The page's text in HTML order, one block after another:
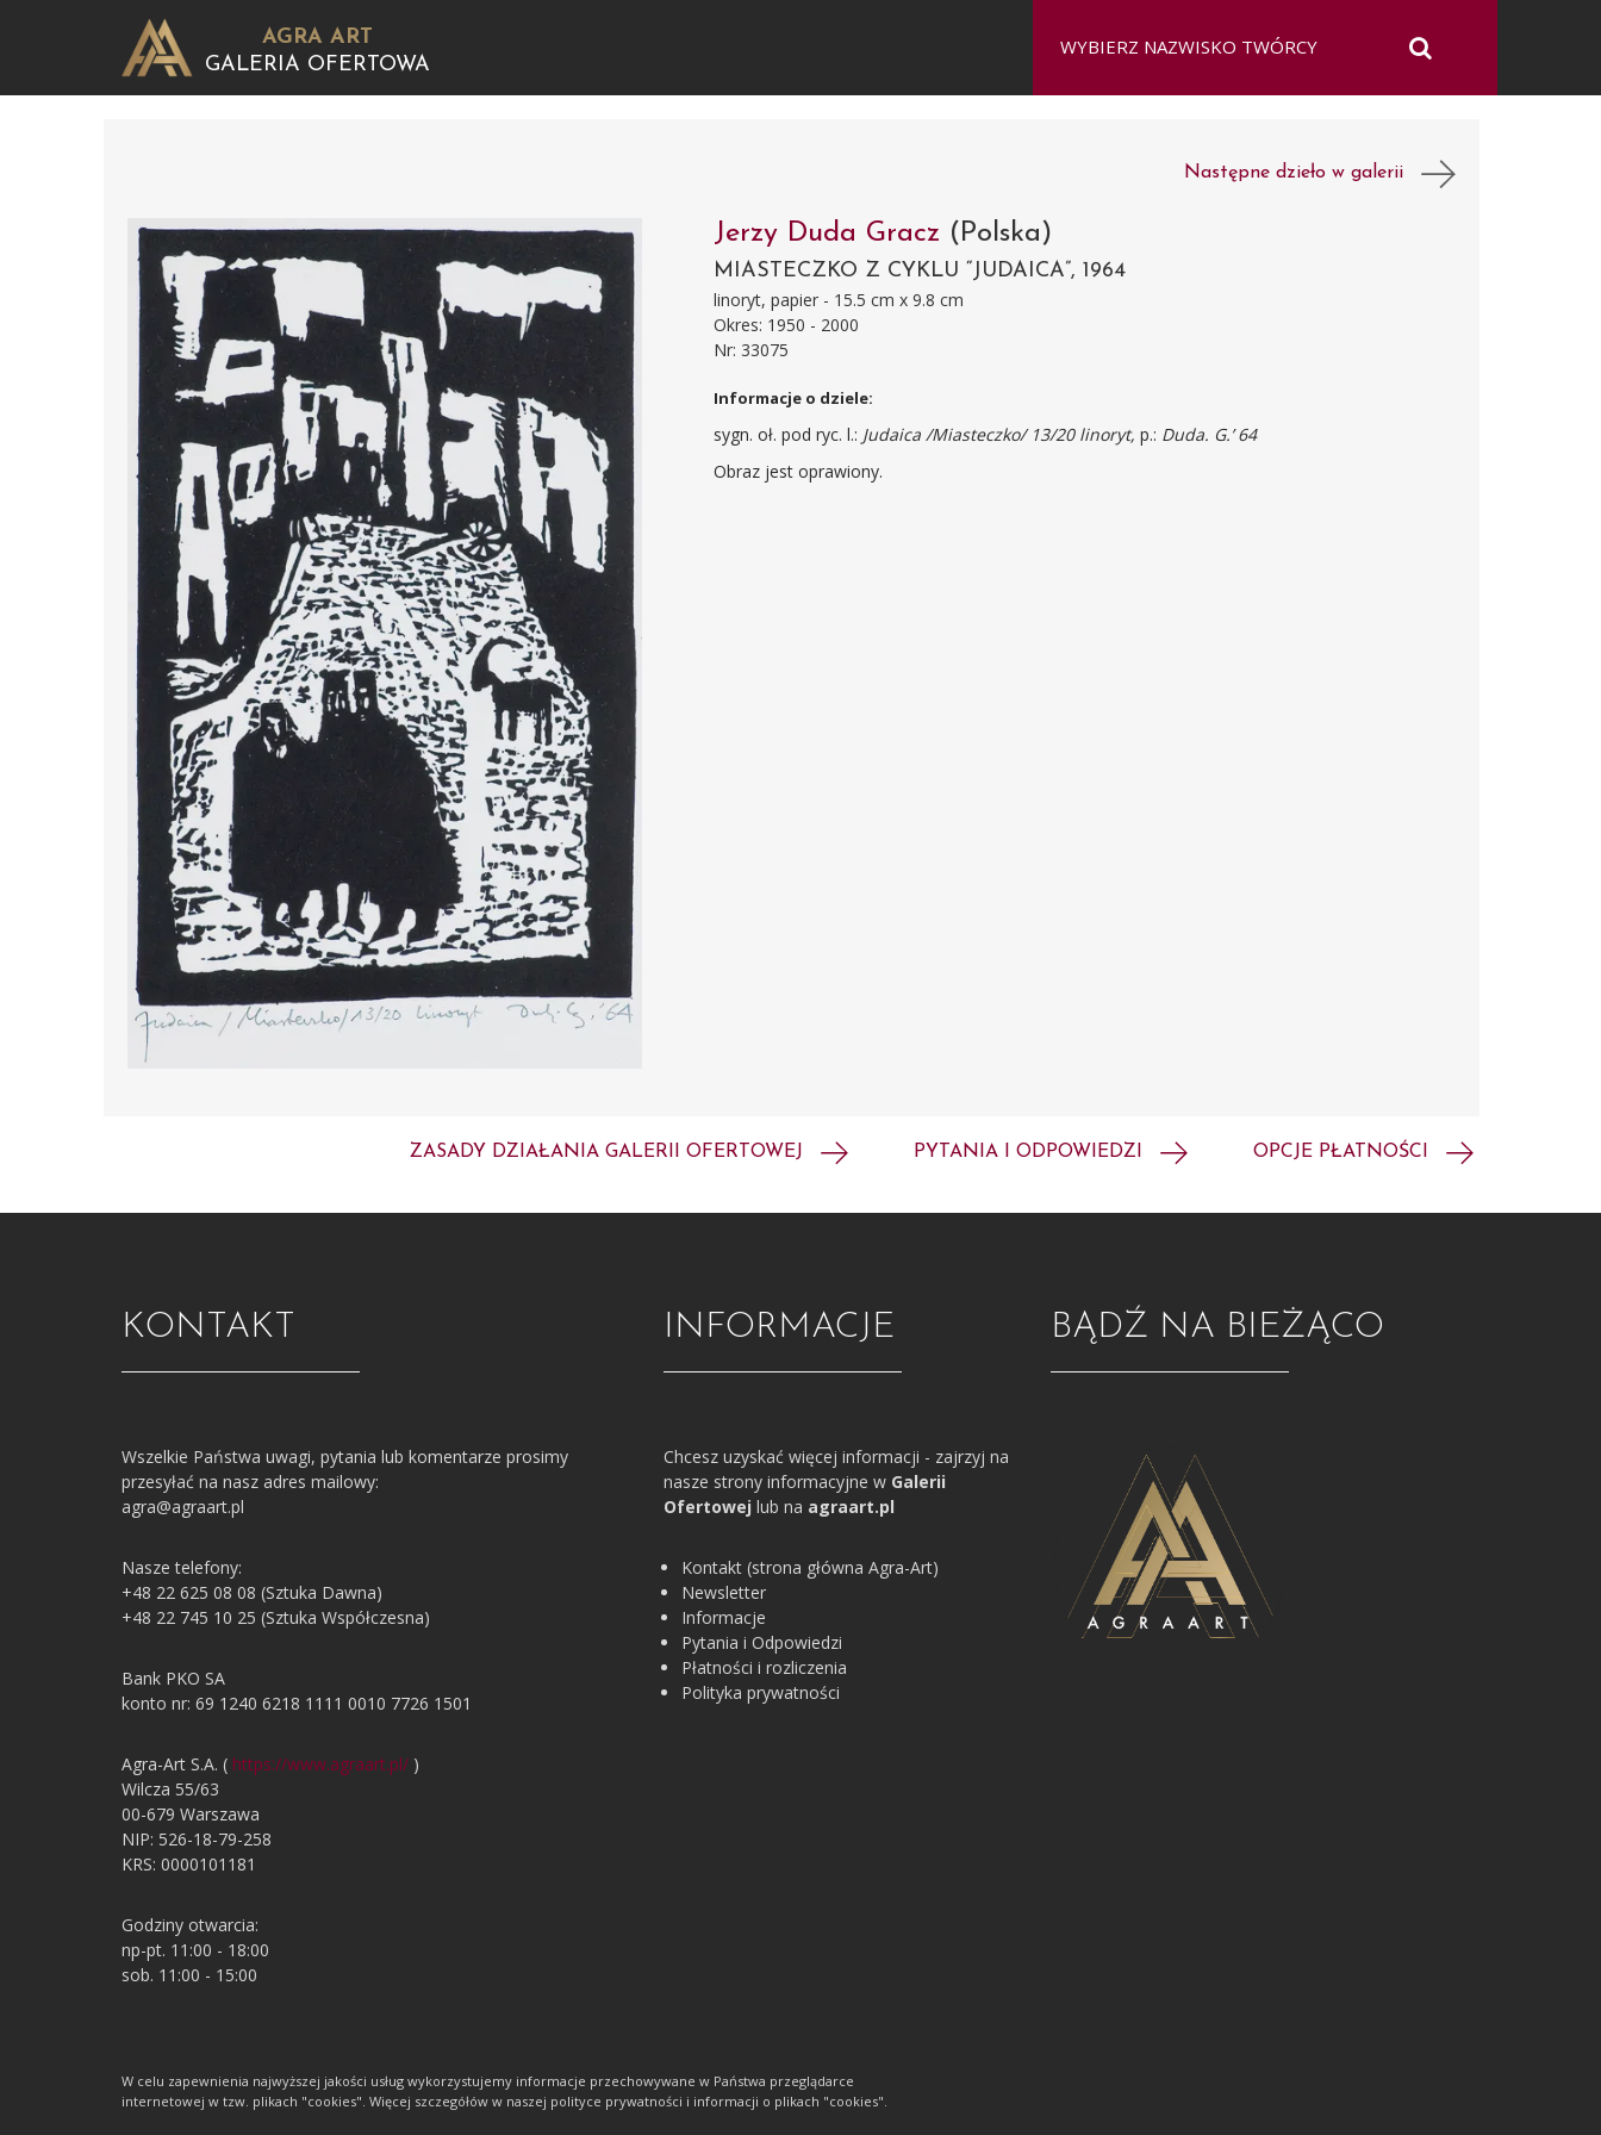
AGRA ART
GALERIA OFERTOWA
Następne dzieło w galerii
Jerzy Duda Gracz (Polska)
MIASTECZKO Z CYKLU “JUDAICA”, 1964
linoryt, papier - 15.5 cm x 9.8 cm
Okres: 1950 - 2000
Nr: 33075
Informacje o dziele:
sygn. oł. pod ryc. l.: Judaica /Miasteczko/ 13/20 linoryt, p.: Duda. G.’ 64
Obraz jest oprawiony.
ZASADY DZIAŁANIA GALERII OFERTOWEJ PYTANIA I ODPOWIEDZI OPCJE PŁATNOŚCI
BĄDŹ NA BIEŻĄCO
INFORMACJE
Chcesz uzyskać więcej informacji - zajrzyj na
nasze strony informacyjne w Galerii
Ofertowej lub na agraart.pl
Kontakt (strona główna Agra-Art)
Newsletter
Informacje
Pytania i Odpowiedzi
Płatności i rozliczenia
Polityka prywatności
KONTAKT
Wszelkie Państwa uwagi, pytania lub komentarze prosimy
przesyłać na nasz adres mailowy:
agra@agraart.pl
Nasze telefony:
+48 22 625 08 08 (Sztuka Dawna)
+48 22 745 10 25 (Sztuka Współczesna)
Bank PKO SA
konto nr: 69 1240 6218 1111 0010 7726 1501
Agra-Art S.A. ( https://www.agraart.pl/ )
Wilcza 55/63
00-679 Warszawa
NIP: 526-18-79-258
KRS: 0000101181
Godziny otwarcia:
np-pt. 11:00 - 18:00
sob. 11:00 - 15:00
W celu zapewnienia najwyższej jakości usług wykorzystujemy informacje przechowywane w Państwa przeglądarce
internetowej w tzw. plikach "cookies". Więcej szczegółów w naszej polityce prywatności i informacji o plikach "cookies".